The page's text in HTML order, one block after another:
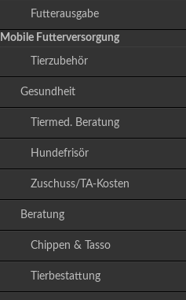
Futterausgabe
Mobile Futterversorgung
Tierzubehör
Gesundheit
Tiermed. Beratung
Hundefrisör
Zuschuss/TA-Kosten
Beratung
Chippen & Tasso
Tierbestattung